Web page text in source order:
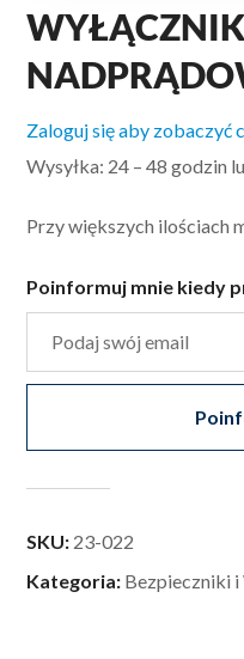
WYŁĄCZNIK
Zaloguj się aby zobaczyć
Wysyłka: 24 – 48 godzin
Przy większych ilościach
Poinformuj mnie kiedy
SKU: 23-022
Kategoria: Bezpieczniki i